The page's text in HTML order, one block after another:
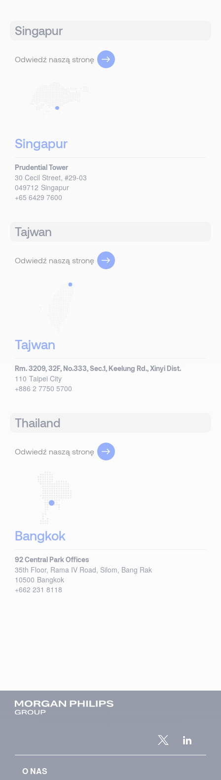
Singapur
Odwiedź naszą stronę
Singapur
Prudential Tower
30 Cecil Street, #29-03
049712 Singapur
+65 6429 7600
Tajwan
Odwiedź naszą stronę
Tajwan
Rm. 3209, 32F, No.333, Sec.1, Keelung Rd., Xinyi Dist.
110 Taipei City
+886 2 7750 5700
Thailand
Odwiedź naszą stronę
Bangkok
92 Central Park Offices
35th Floor, Rama IV Road, Silom, Bang Rak
10500 Bangkok
+662 231 8118
O NAS